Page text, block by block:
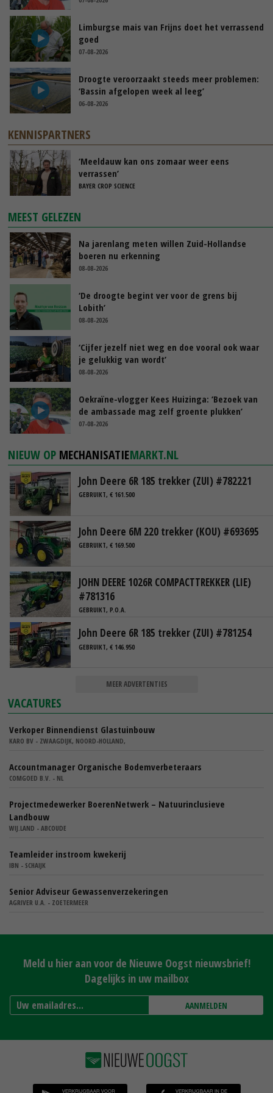
Limburgse mais van Frijns doet het verrassend
goed
07-08-2026
Droogte veroorzaakt steeds meer problemen:
‘Bassin afgelopen week al leeg’
06-08-2026
KENNISPARTNERS
‘Meeldauw kan ons zomaar weer eens
verrassen’
BAYER CROP SCIENCE
MEEST GELEZEN
Na jarenlang meten willen Zuid-Hollandse
boeren nu erkenning
08-08-2026
‘De droogte begint ver voor de grens bij
Lobith’
08-08-2026
‘Cijfer jezelf niet weg en doe vooral ook waar
je gelukkig van wordt’
08-08-2026
Oekraïne-vlogger Kees Huizinga: ‘Bezoek van
de ambassade mag zelf groente plukken’
07-08-2026
NIEUW OP MECHANISATIEMARKT.NL
John Deere 6R 185 trekker (ZUI) #782221
GEBRUIKT, € 161.500
John Deere 6M 220 trekker (KOU) #693695
GEBRUIKT, € 169.500
JOHN DEERE 1026R COMPACTTREKKER (LIE)
#781316
GEBRUIKT, P.O.A.
John Deere 6R 185 trekker (ZUI) #781254
GEBRUIKT, € 146.950
MEER ADVERTENTIES
VACATURES
Verkoper Binnendienst Glastuinbouw
KARO BV - ZWAAGDIJK, NOORD-HOLLAND,
Accountmanager Organische Bodemverbeteraars
COMGOED B.V. - NL
Projectmedewerker BoerenNetwerk – Natuurinclusieve
Landbouw
WIJ.LAND - ABCOUDE
Teamleider instroom kwekerij
IBN - SCHAIJK
Senior Adviseur Gewassenverzekeringen
AGRIVER U.A. - ZOETERMEER
Meld u hier aan voor de Nieuwe Oogst nieuwsbrief!
Dagelijks in uw mailbox
AANMELDEN